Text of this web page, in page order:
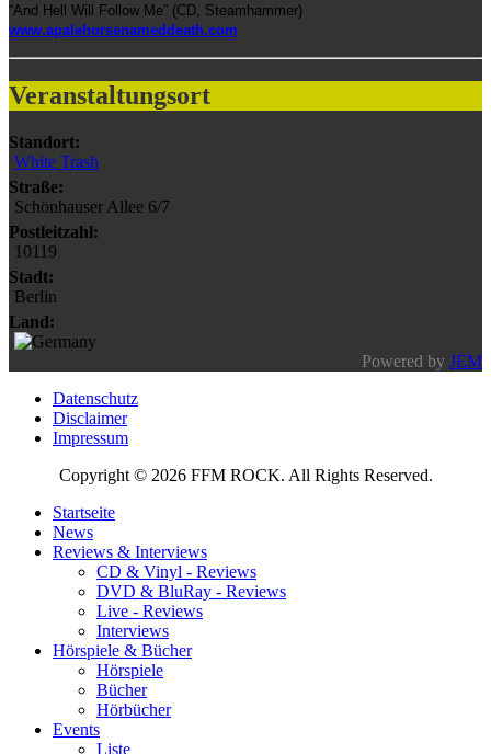
“And Hell Will Follow Me” (CD, Steamhammer)
www.apalehorsenameddeath.com
Veranstaltungsort
Standort:
White Trash
Straße:
Schönhauser Allee 6/7
Postleitzahl:
10119
Stadt:
Berlin
Land:
Powered by JEM
Datenschutz
Disclaimer
Impressum
Copyright © 2026 FFM ROCK. All Rights Reserved.
Startseite
News
Reviews & Interviews
CD & Vinyl - Reviews
DVD & BluRay - Reviews
Live - Reviews
Interviews
Hörspiele & Bücher
Hörspiele
Bücher
Hörbücher
Events
Liste